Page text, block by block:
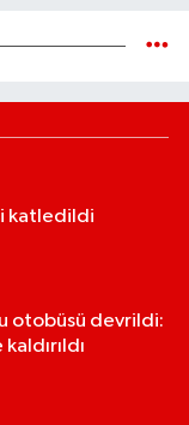
katledildi
otobüsü devrildi: